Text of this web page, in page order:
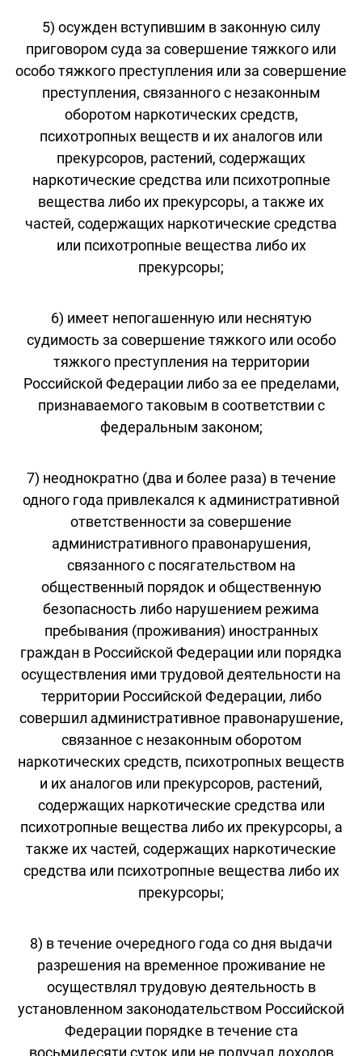
5) осужден вступившим в законную силу
приговором суда за совершение тяжкого или
особо тяжкого преступления или за совершение
преступления, связанного с незаконным
оборотом наркотических средств,
психотропных веществ и их аналогов или
прекурсоров, растений, содержащих
наркотические средства или психотропные
вещества либо их прекурсоры, а также их
частей, содержащих наркотические средства
или психотропные вещества либо их
прекурсоры;
6) имеет непогашенную или неснятую
судимость за совершение тяжкого или особо
тяжкого преступления на территории
Российской Федерации либо за ее пределами,
признаваемого таковым в соответствии с
федеральным законом;
7) неоднократно (два и более раза) в течение
одного года привлекался к административной
ответственности за совершение
административного правонарушения,
связанного с посягательством на
общественный порядок и общественную
безопасность либо нарушением режима
пребывания (проживания) иностранных
граждан в Российской Федерации или порядка
осуществления ими трудовой деятельности на
территории Российской Федерации, либо
совершил административное правонарушение,
связанное с незаконным оборотом
наркотических средств, психотропных веществ
и их аналогов или прекурсоров, растений,
содержащих наркотические средства или
психотропные вещества либо их прекурсоры, а
также их частей, содержащих наркотические
средства или психотропные вещества либо их
прекурсоры;
8) в течение очередного года со дня выдачи
разрешения на временное проживание не
осуществлял трудовую деятельность в
установленном законодательством Российской
Федерации порядке в течение ста
восьмидесяти суток или не получал доходов